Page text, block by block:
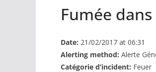
Fumée
Date: 21/02/2017 at 06:31
Alerting method: Alerte
Catégorie d’incident: Feuer